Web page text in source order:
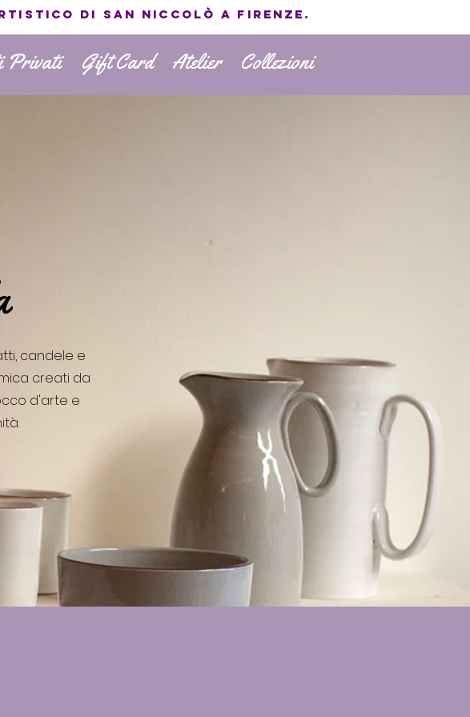
di San Niccolò a Firenze.
Privati Gift Card Atelier Collezioni
candele e
creati da
d'arte e